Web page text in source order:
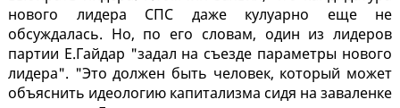
нового лидера СПС даже кулуарно еще не
обсуждалась. Но, по его словам, один из лидеров
партии Е.Гайдар "задал на съезде параметры нового
лидера". "Это должен быть человек, который может
объяснить идеологию капитализма сидя на заваленке